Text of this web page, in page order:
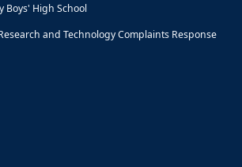
Boys' High School
and Technology Complaints Response